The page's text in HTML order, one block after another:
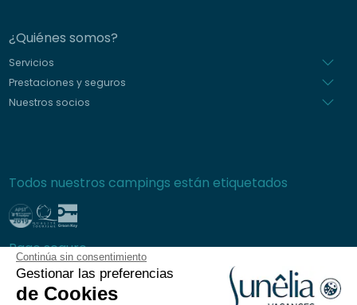
Continúa sin consentimiento
Gestionar las preferencias
de Cookies
¿Quiénes somos?
Servicios
Prestaciones y seguros
Nuestros socios
Todos nuestros campings están etiquetados
Pago seguro